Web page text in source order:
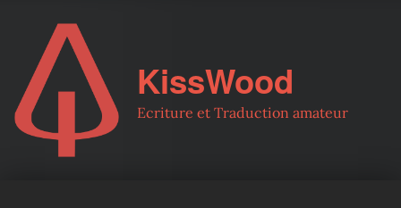
KissWood
Ecriture et Traduction amateur